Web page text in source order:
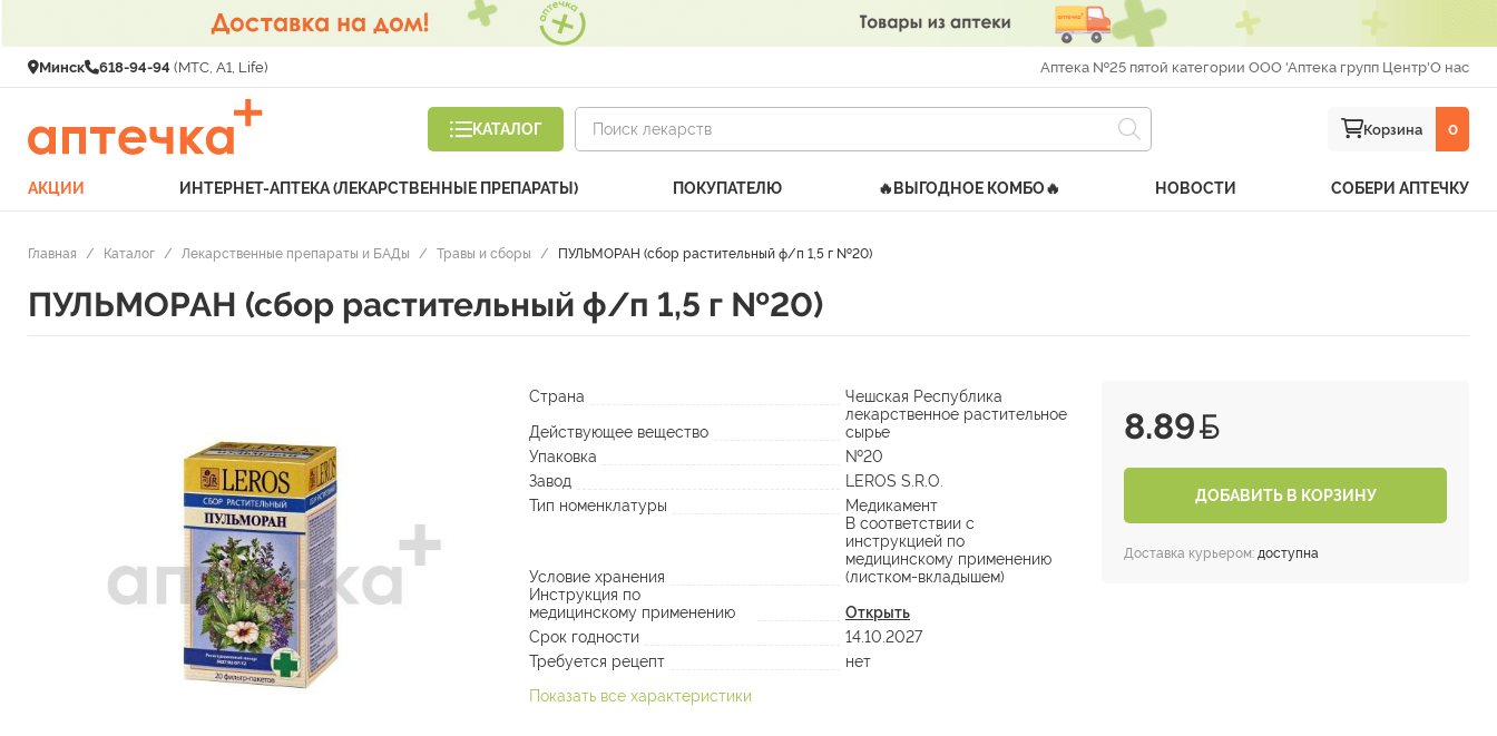
Минск 618-94-94 (МТС, A1, Life) Аптека №25 пятой категории ООО 'Аптека групп Центр'О нас
КАТАЛОГ Корзина 0
АКЦИИ ИНТЕРНЕТ-АПТЕКА (ЛЕКАРСТВЕННЫЕ ПРЕПАРАТЫ) ПОКУПАТЕЛЮ 🔥ВЫГОДНОЕ КОМБО🔥 НОВОСТИ СОБЕРИ АПТЕЧКУ
Главная / Каталог / Лекарственные препараты и БАДы / Травы и сборы / ПУЛЬМОРАН (сбор растительный ф/п 1,5 г №20)
ПУЛЬМОРАН (сбор растительный ф/п 1,5 г №20)
8.89
ДОБАВИТЬ В КОРЗИНУ
Доставка курьером: доступна
Страна
Чешская Республика
Действующее вещество
лекарственное растительное
сырье
Упаковка
№20
Завод
LEROS S.R.O.
Тип номенклатуры
Медикамент
Условие хранения
В соответствии с
инструкцией по
медицинскому применению
(листком-вкладышем)
Инструкция по
медицинскому применению
Открыть
Срок годности
14.10.2027
Требуется рецепт
нет
Показать все характеристики